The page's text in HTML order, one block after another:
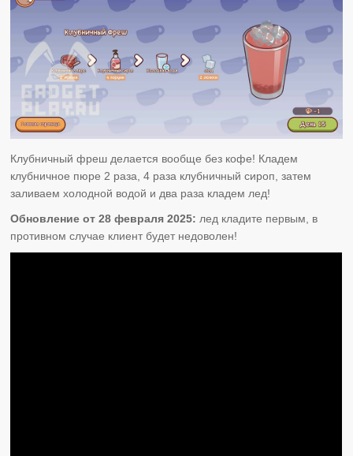
Клубничный фреш делается вообще без кофе! Кладем
клубничное пюре 2 раза, 4 раза клубничный сироп, затем
заливаем холодной водой и два раза кладем лед!
Обновление от 28 февраля 2025: лед кладите первым, в
противном случае клиент будет недоволен!